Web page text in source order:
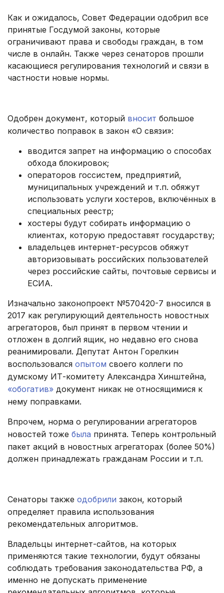
Как и ожидалось, Совет Федерации одобрил все
принятые Госдумой законы, которые
ограничивают права и свободы граждан, в том
числе в онлайн. Также через сенаторов прошли
касающиеся регулирования технологий и связи в
частности новые нормы.
Одобрен документ, который вносит большое
количество поправок в закон «О связи»:
вводится запрет на информацию о способах
обхода блокировок;
операторов госсистем, предприятий,
муниципальных учреждений и т.п. обяжут
использовать услуги хостеров, включённых в
специальных реестр;
хостеры будут собирать информацию о
клиентах, которую предоставят государству;
владельцев интернет-ресурсов обяжут
авторизовывать российских пользователей
через российские сайты, почтовые сервисы и
ЕСИА.
Изначально законопроект №570420-7 вносился в
2017 как регулирующий деятельность новостных
агрегаторов, был принят в первом чтении и
отложен в долгий ящик, но недавно его снова
реанимировали. Депутат Антон Горелкин
воспользовался опытом своего коллеги по
думскому ИТ-комитету Александра Хинштейна,
«обогатив» документ никак не относящимися к
нему поправками.
Впрочем, норма о регулировании агрегаторов
новостей тоже была принята. Теперь контрольный
пакет акций в новостных агрегаторах (более 50%)
должен принадлежать гражданам России и т.п.
Сенаторы также одобрили закон, который
определяет правила использования
рекомендательных алгоритмов.
Владельцы интернет-сайтов, на которых
применяются такие технологии, будут обязаны
соблюдать требования законодательства РФ, а
именно не допускать применение